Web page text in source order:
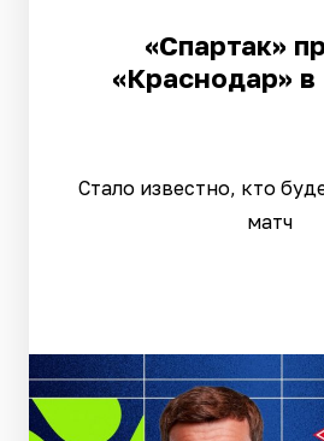
«Спартак»
«Краснодар»
Стало известно, кто
матч